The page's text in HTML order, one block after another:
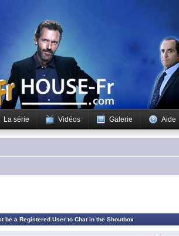
La série Vidéos Galerie Aide
be a Registered User to Chat in the Shoutbox